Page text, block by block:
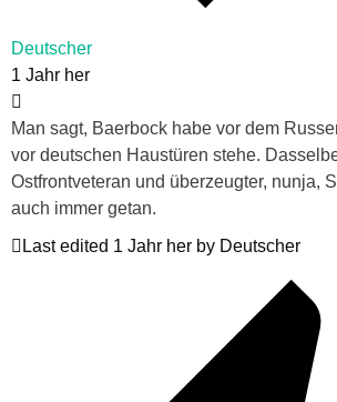
Deutscher
1 Jahr her
Man sagt, Baerbock habe vor dem
vor deutschen Haustüren stehe.
Ostfrontveteran und überzeugter, nunja,
auch immer getan.
Last edited 1 Jahr her by Deutscher